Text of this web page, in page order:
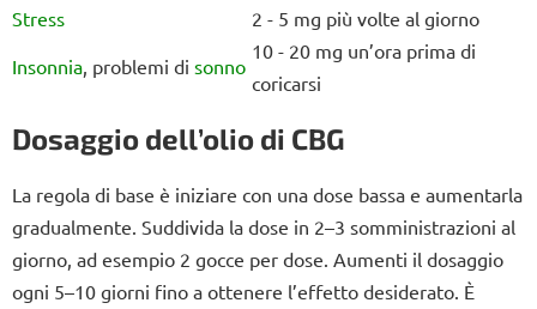
Stress
2 - 5 mg più volte al giorno
Insonnia, problemi di sonno
10 - 20 mg un’ora prima di
coricarsi
Dosaggio dell’olio di CBG
La regola di base è iniziare con una dose bassa e aumentarla
gradualmente. Suddivida la dose in 2–3 somministrazioni al
giorno, ad esempio 2 gocce per dose. Aumenti il dosaggio
ogni 5–10 giorni fino a ottenere l’effetto desiderato. È